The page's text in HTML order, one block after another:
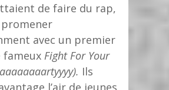
de faire du rap,
avec un premier
fameux Fight For Your
Ils
l’air de jeunes